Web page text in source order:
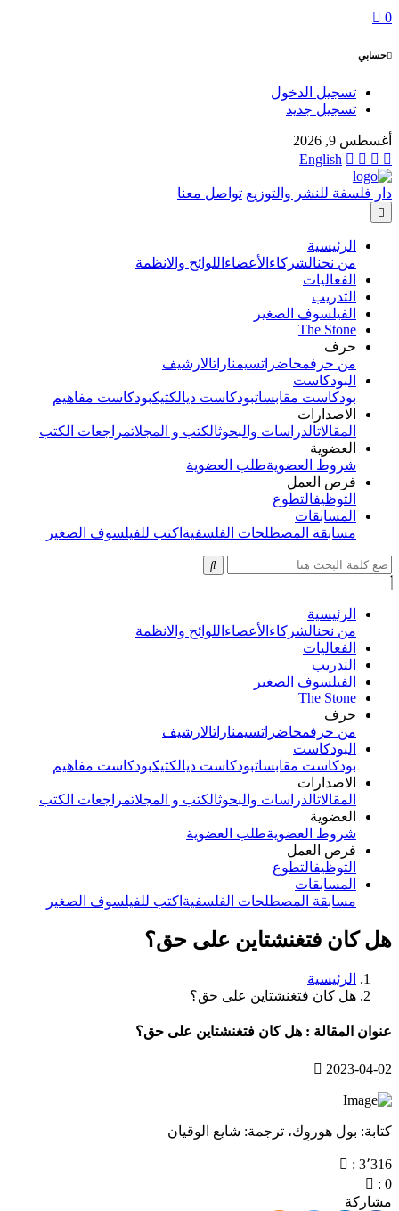
0
حسابي
تسجيل الدخول
تسجيل جديد
أغسطس 9, 2026
English
دار فلسفة للنشر والتوزيع تواصل معنا
الرئيسية
من نحنالشركاء الأعضاء اللوائح والانظمة
الفعاليات
التدريب
الفيلسوف الصغير
The Stone
حرف
من حرفمحاضراتسيمناراتالارشيف
البودكاست
بودكاست مقابساتبودكاست ديالكتيكبودكاست مفاهيم
الاصدارات
المقالاتالدراسات والبحوثالكتب و المجلاتمراجعات الكتب
العضوية
شروط العضويةطلب العضوية
فرص العمل
التوظيفالتطوع
المسابقات
مسابقة المصطلحات الفلسفية اكتب للفيلسوف الصغير
الرئيسية
من نحنالشركاء الأعضاء اللوائح والانظمة
الفعاليات
التدريب
الفيلسوف الصغير
The Stone
حرف
من حرفمحاضراتسيمناراتالارشيف
البودكاست
بودكاست مقابساتبودكاست ديالكتيكبودكاست مفاهيم
الاصدارات
المقالاتالدراسات والبحوثالكتب و المجلاتمراجعات الكتب
العضوية
شروط العضويةطلب العضوية
فرص العمل
التوظيفالتطوع
المسابقات
مسابقة المصطلحات الفلسفية اكتب للفيلسوف الصغير
هل كان فتغنشتاين على حق؟
الرئيسية
هل كان فتغنشتاين على حق؟
عنوان المقالة : هل كان فتغنشتاين على حق؟
2023-04-02
كتابة: بول هوروِك، ترجمة: شايع الوقيان
: 3٬316
: 0
مشاركة